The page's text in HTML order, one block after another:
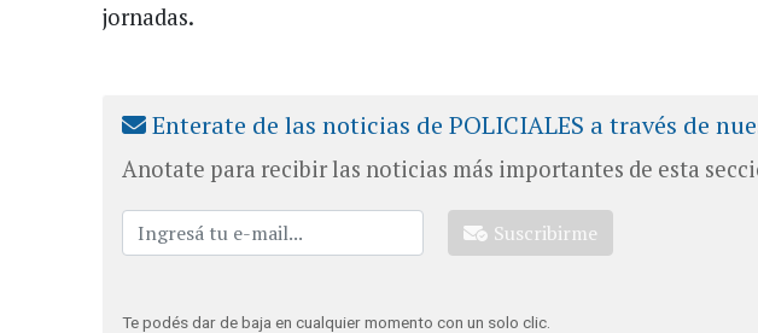
jornadas.
Enterate de las noticias de POLICIALES a través de
Anotate para recibir las noticias más importantes de esta
Suscribirme
Te podés dar de baja en cualquier momento con un solo clic.